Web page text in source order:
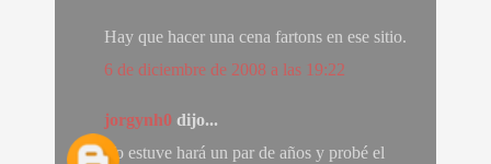
Hay que hacer una cena fartons en ese sitio.
6 de diciembre de 2008 a las 19:22
jorgynh0 dijo...
Yo estuve hará un par de años y probé el